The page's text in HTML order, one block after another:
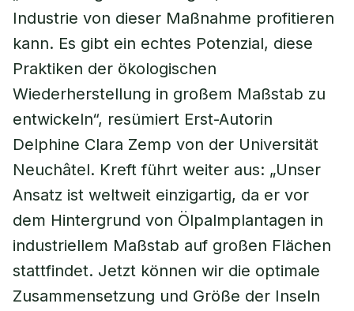
Industrie von dieser Maßnahme profitieren
kann. Es gibt ein echtes Potenzial, diese
Praktiken der ökologischen
Wiederherstellung in großem Maßstab zu
entwickeln“, resümiert Erst-Autorin
Delphine Clara Zemp von der Universität
Neuchâtel. Kreft führt weiter aus: „Unser
Ansatz ist weltweit einzigartig, da er vor
dem Hintergrund von Ölpalmplantagen in
industriellem Maßstab auf großen Flächen
stattfindet. Jetzt können wir die optimale
Zusammensetzung und Größe der Inseln